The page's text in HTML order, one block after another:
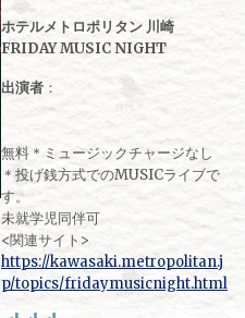
ホテルメトロポリタン 川崎
FRIDAY MUSIC NIGHT
出演者 ：
無料＊ミュージックチャージなし
＊投げ銭方式でのMUSICライブで
す。
未就学児同伴可
<関連サイト>
https://kawasaki.metropolitan.j
p/topics/fridaymusicnight.html